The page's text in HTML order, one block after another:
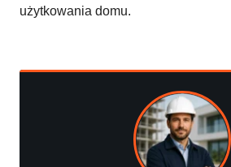
użytkowania domu.